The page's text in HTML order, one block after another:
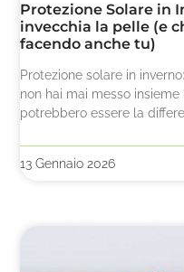
Protezione Solare in
invecchia la pelle (e
facendo anche tu)
Protezione solare in
non hai mai messo
potrebbero essere la
13 Gennaio 2026